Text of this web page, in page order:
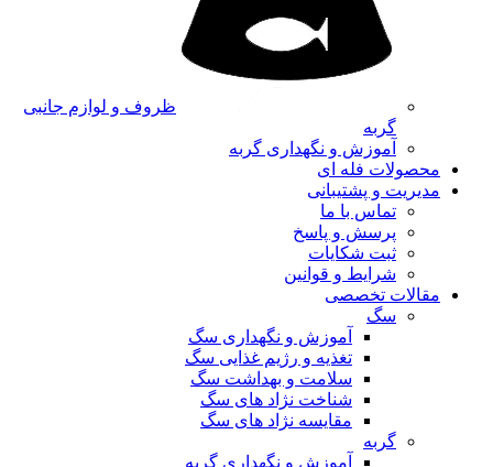
ظروف و لوازم جانبی
گربه
آموزش و نگهداری گربه
محصولات فله ای
مدیریت و پشتیبانی
تماس با ما
پرسش و پاسخ
ثبت شکایات
شرایط و قوانین
مقالات تخصصی
سگ
آموزش و نگهداری سگ
تغذیه و رژیم غذایی سگ
سلامت و بهداشت سگ
شناخت نژاد های سگ
مقایسه نژاد های سگ
گربه
آموزش و نگهداری گربه